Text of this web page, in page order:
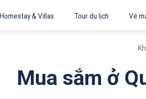
Homestay & Villas Tour du lịch Vé
Mua sắm ở